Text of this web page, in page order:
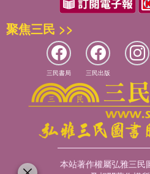
聚焦三民 >>
三民書局 三民出版
本站著作權屬弘雅三民